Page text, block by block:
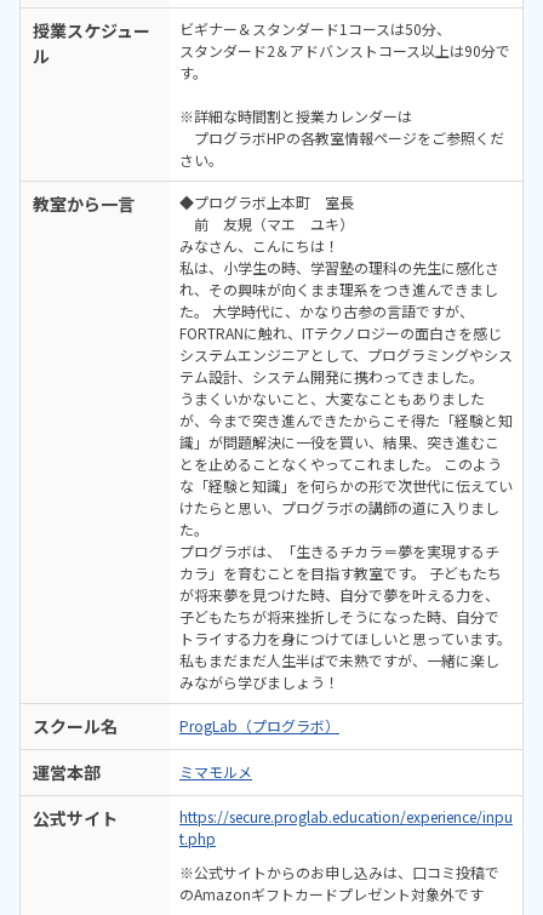
授業スケジュー
ル
ビギナー＆スタンダード1コースは50分、
スタンダード2＆アドバンストコース以上は90分で
す。
※詳細な時間割と授業カレンダーは
プログラボHPの各教室情報ページをご参照くだ
さい。
教室から一言
◆プログラボ上本町 室長
前 友規（マエ ユキ）
みなさん、こんにちは！
私は、小学生の時、学習塾の理科の先生に感化さ
れ、その興味が向くまま理系をつき進んできまし
た。 大学時代に、かなり古参の言語ですが、
FORTRANに触れ、ITテクノロジーの面白さを感じ
システムエンジニアとして、プログラミングやシス
テム設計、システム開発に携わってきました。
うまくいかないこと、大変なこともありました
が、今まで突き進んできたからこそ得た「経験と知
識」が問題解決に一役を買い、結果、突き進むこ
とを止めることなくやってこれました。 このよう
な「経験と知識」を何らかの形で次世代に伝えてい
けたらと思い、プログラボの講師の道に入りまし
た。
プログラボは、「生きるチカラ＝夢を実現するチ
カラ」を育むことを目指す教室です。 子どもたち
が将来夢を見つけた時、自分で夢を叶える力を、
子どもたちが将来挫折しそうになった時、自分で
トライする力を身につけてほしいと思っています。
私もまだまだ人生半ばで未熟ですが、一緒に楽し
みながら学びましょう！
スクール名 ProgLab（プログラボ）
運営本部 ミマモルメ
公式サイト
https://secure.proglab.education/experience/inpu
t.php
※公式サイトからのお申し込みは、口コミ投稿で
のAmazonギフトカードプレゼント対象外です